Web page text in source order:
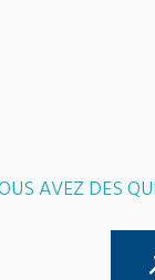
AVEZ DES